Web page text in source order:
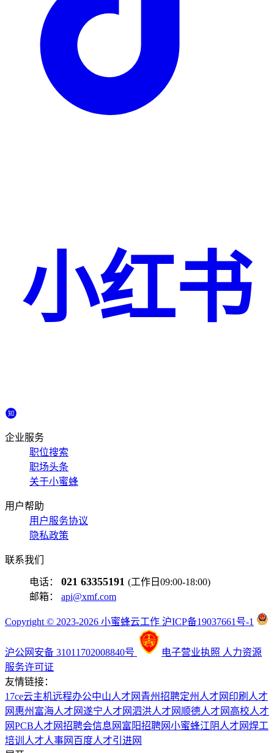
小红书
企业服务
职位搜索
职场头条
关于小蜜蜂
用户帮助
用户服务协议
隐私政策
联系我们
电话： 021 63355191 (工作日09:00-18:00)
邮箱： api@xmf.com
Copyright © 2023-2026 小蜜蜂云工作 沪ICP备19037661号-1
沪公网安备 31011702008840号 电子营业执照 人力资源
服务许可证
友情链接：
17ce云主机远程办公中山人才网 青州招聘定州人才网 印刷人才
网 惠州富海人才网遂宁人才网泗洪人才网 顺德人才网 高校人才
网PCB人才网招聘会信息网 富阳招聘网小蜜蜂江阴人才网焊工
培训 人才人事网 百度人才引进网